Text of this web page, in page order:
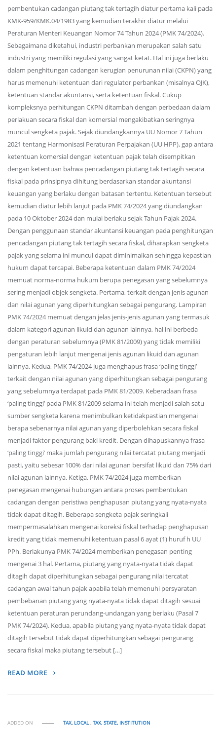
pembentukan cadangan piutang tak tertagih diatur pertama kali pada
KMK-959/KMK.04/1983 yang kemudian terakhir diatur melalui
Peraturan Menteri Keuangan Nomor 74 Tahun 2024 (PMK 74/2024).
Sebagaimana diketahui, industri perbankan merupakan salah satu
industri yang memiliki regulasi yang sangat ketat. Hal ini juga berlaku
dalam penghitungan cadangan kerugian penurunan nilai (CKPN) yang
harus memenuhi ketentuan dari regulator perbankan (misalnya OJK),
ketentuan standar akuntansi, serta ketentuan fiskal. Cukup
kompleksnya perhitungan CKPN ditambah dengan perbedaan dalam
perlakuan secara fiskal dan komersial mengakibatkan seringnya
muncul sengketa pajak. Sejak diundangkannya UU Nomor 7 Tahun
2021 tentang Harmonisasi Peraturan Perpajakan (UU HPP), gap antara
ketentuan komersial dengan ketentuan pajak telah disempitkan
dengan ketentuan bahwa pencadangan piutang tak tertagih secara
fiskal pada prinsipnya dihitung berdasarkan standar akuntansi
keuangan yang berlaku dengan batasan tertentu. Ketentuan tersebut
kemudian diatur lebih lanjut pada PMK 74/2024 yang diundangkan
pada 10 Oktober 2024 dan mulai berlaku sejak Tahun Pajak 2024.
Dengan penggunaan standar akuntansi keuangan pada penghitungan
pencadangan piutang tak tertagih secara fiskal, diharapkan sengketa
pajak yang selama ini muncul dapat diminimalkan sehingga kepastian
hukum dapat tercapai. Beberapa ketentuan dalam PMK 74/2024
memuat norma-norma hukum berupa penegasan yang sebelumnya
sering menjadi objek sengketa. Pertama, terkait dengan jenis agunan
dan nilai agunan yang diperhitungkan sebagai pengurang. Lampiran
PMK 74/2024 memuat dengan jelas jenis-jenis agunan yang termasuk
dalam kategori agunan likuid dan agunan lainnya, hal ini berbeda
dengan peraturan sebelumnya (PMK 81/2009) yang tidak memiliki
pengaturan lebih lanjut mengenai jenis agunan likuid dan agunan
lainnya. Kedua, PMK 74/2024 juga menghapus frasa ‘paling tinggi’
terkait dengan nilai agunan yang diperhitungkan sebagai pengurang
yang sebelumnya terdapat pada PMK 81/2009. Keberadaan frasa
‘paling tinggi’ pada PMK 81/2009 selama ini telah menjadi salah satu
sumber sengketa karena menimbulkan ketidakpastian mengenai
berapa sebenarnya nilai agunan yang diperbolehkan secara fiskal
menjadi faktor pengurang baki kredit. Dengan dihapuskannya frasa
‘paling tinggi’ maka jumlah pengurang nilai tercatat piutang menjadi
pasti, yaitu sebesar 100% dari nilai agunan bersifat likuid dan 75% dari
nilai agunan lainnya. Ketiga, PMK 74/2024 juga memberikan
penegasan mengenai hubungan antara proses pembentukan
cadangan dengan peristiwa penghapusan piutang yang nyata-nyata
tidak dapat ditagih. Beberapa sengketa pajak seringkali
mempermasalahkan mengenai koreksi fiskal terhadap penghapusan
kredit yang tidak memenuhi ketentuan pasal 6 ayat (1) huruf h UU
PPh. Berlakunya PMK 74/2024 memberikan penegasan penting
mengenai 3 hal. Pertama, piutang yang nyata-nyata tidak dapat
ditagih dapat diperhitungkan sebagai pengurang nilai tercatat
cadangan awal tahun pajak apabila telah memenuhi persyaratan
pembebanan piutang yang nyata-nyata tidak dapat ditagih sesuai
ketentuan peraturan perundang-undangan yang berlaku (Pasal 7
PMK 74/2024). Kedua, apabila piutang yang nyata-nyata tidak dapat
ditagih tersebut tidak dapat diperhitungkan sebagai pengurang
secara fiskal maka piutang tersebut […]
READ MORE
ADDED ON TAX, LOCAL,TAX, STATE, INSTITUTION